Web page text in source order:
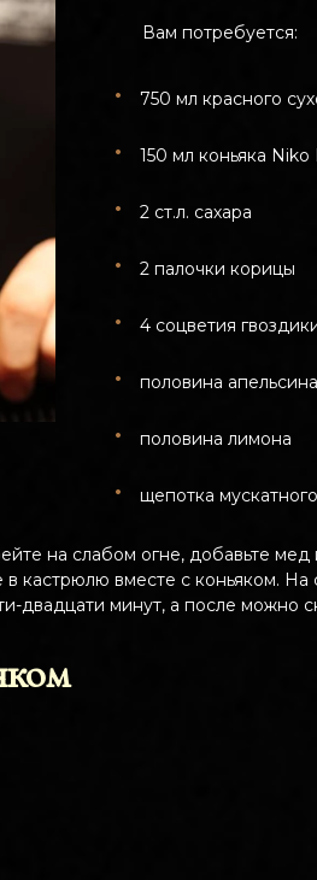
Вам потребуется:
750 мл красного
150 мл коньяка
2 ст.л. сахара
2 палочки корицы
4 соцветия
половина апельсина
половина лимона
щепотка
на слабом огне, добавьте
кастрюлю вместе с коньяком.
минут, а после можно